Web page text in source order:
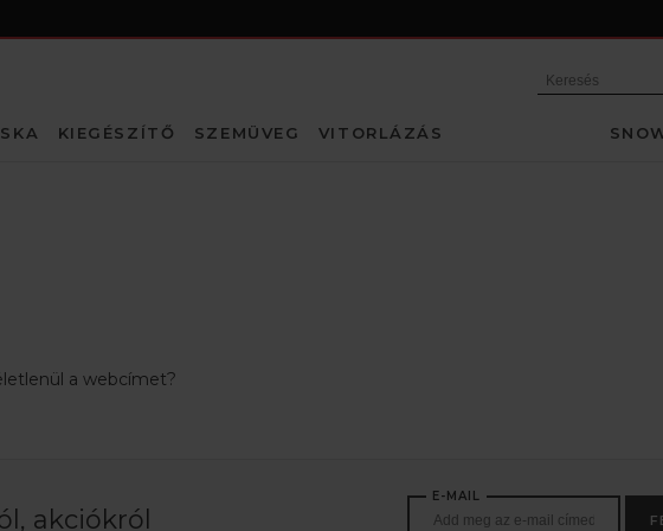
KIEGÉSZÍTŐ SZEMÜVEG VITORLÁZÁS
a webcímet?
akciókról
E-MAIL